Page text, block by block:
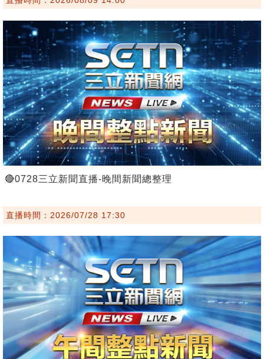
🔴0728三立新聞直播-晚間新聞總整理
直播時間：2026/07/28 17:30